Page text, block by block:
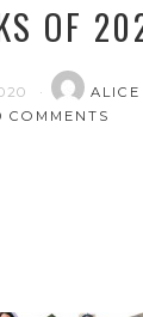
OF
COMMENTS